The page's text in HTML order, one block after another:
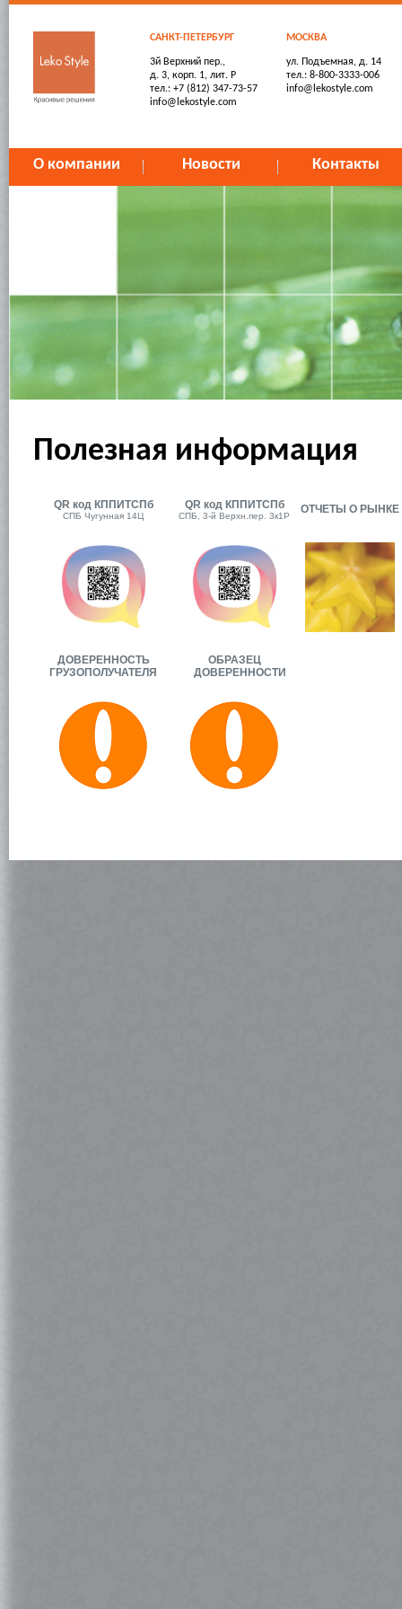
САНКТ-ПЕТЕРБУРГ
3й Верхний пер.,
д. 3, корп. 1, лит. Р
тел.: +7 (812) 347-73-57
info@lekostyle.com
МОСКВА
ул. Подъемная, д. 14
тел.: 8-800-3333-006
info@lekostyle.com
О компании Новости Контакты
Полезная информация
QR код КППИТСПб
СПБ Чугунная 14Ц
QR код КППИТСПб
СПБ, 3-й Верхн.пер. 3к1Р
ОТЧЕТЫ О РЫНКЕ
ДОВЕРЕННОСТЬ
ГРУЗОПОЛУЧАТЕЛЯ
ОБРАЗЕЦ
ДОВЕРЕННОСТИ